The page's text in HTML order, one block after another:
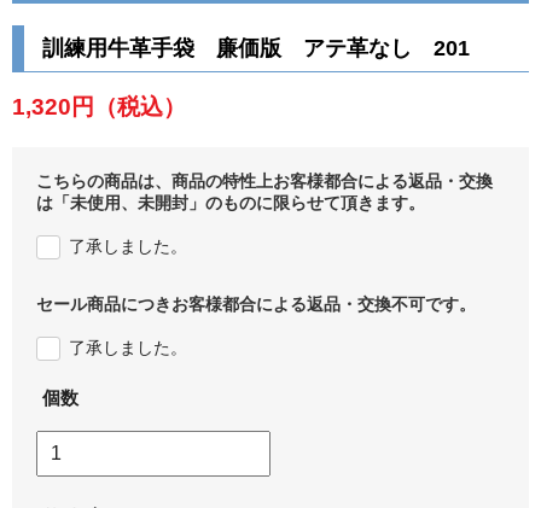
訓練用牛革手袋 廉価版 アテ革なし 201
1,320円 （税込）
こちらの商品は、商品の特性上お客様都合による返品・交換
は「未使用、未開封」のものに限らせて頂きます。
了承しました。
セール商品につきお客様都合による返品・交換不可です。
了承しました。
個数